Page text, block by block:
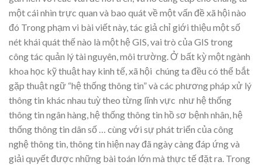
một cái nhìn trực quan và bao quát về một vấn đề xã hội nào
đó Trong phạm vi bài viết này, tác giả chỉ giới thiệu một số
nét khái quát thế nào là một hệ GIS, vai trò của GIS trong
công tác quản lý tài nguyên, môi trường. Ở bất kỳ một ngành
khoa học kỹ thuật hay kinh tế, xã hội chúng ta đều có thể bắt
gặp thuật ngữ “hệ thống thông tin” và các phương pháp xử lý
thông tin khác nhau tuỳ theo từng lĩnh vực như hệ thống
thông tin ngân hàng, hệ thống thông tin hồ sơ bệnh nhân, hệ
thống thông tin dân số … cùng với sự phát triển của công
nghệ thông tin, thông tin hiện nay đã ngày càng đáp ứng và
giải quyết được những bài toán lớn mà thực tế đặt ra. Trong